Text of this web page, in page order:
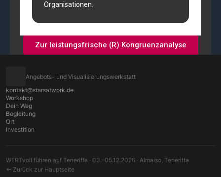
Organisationen.
Zur leistungsfrische (R) Kongruenzanalyse
Angebots- und Visualisierungswerkstatt
Workshop
Dein Weg
Begleitung
Ort
Investition
kontakt@starsatwork.de
WERTvoll führen auf Teneriffa · 03.–05.12.2026 · Almaiso, Teneriffa
← Zurück zur Hauptseite